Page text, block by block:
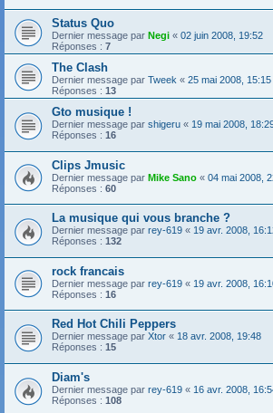
Status Quo
Dernier message par Negi « 02 juin 2008, 19:52
Réponses : 7
The Clash
Dernier message par Tweek « 25 mai 2008, 15:15
Réponses : 13
Gto musique !
Dernier message par shigeru « 19 mai 2008,
Réponses : 16
Clips Jmusic
Dernier message par Mike Sano « 04 mai 2008,
Réponses : 60
La musique qui vous branche ?
Dernier message par rey-619 « 19 avr. 2008,
Réponses : 132
rock francais
Dernier message par rey-619 « 19 avr. 2008,
Réponses : 16
Red Hot Chili Peppers
Dernier message par Xtor « 18 avr. 2008, 19:48
Réponses : 15
Diam's
Dernier message par rey-619 « 16 avr. 2008,
Réponses : 108